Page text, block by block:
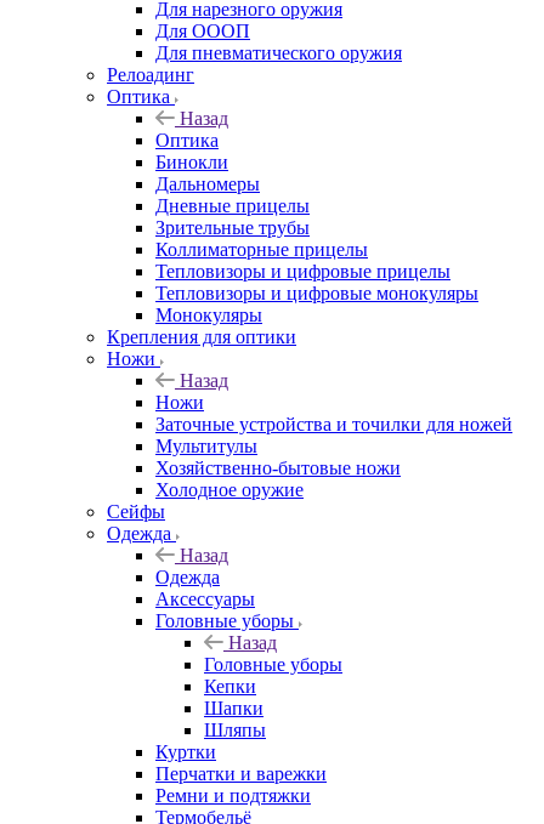
Для нарезного оружия
Для ОООП
Для пневматического оружия
Релоадинг
Оптика
Назад
Оптика
Бинокли
Дальномеры
Дневные прицелы
Зрительные трубы
Коллиматорные прицелы
Тепловизоры и цифровые прицелы
Тепловизоры и цифровые монокуляры
Монокуляры
Крепления для оптики
Ножи
Назад
Ножи
Заточные устройства и точилки для ножей
Мультитулы
Хозяйственно-бытовые ножи
Холодное оружие
Сейфы
Одежда
Назад
Одежда
Аксессуары
Головные уборы
Назад
Головные уборы
Кепки
Шапки
Шляпы
Куртки
Перчатки и варежки
Ремни и подтяжки
Термобельё